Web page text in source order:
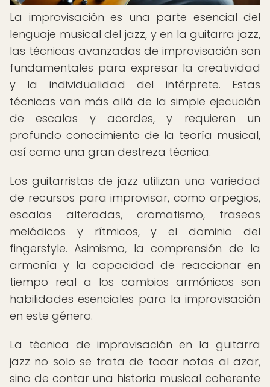
La improvisación es una parte esencial del
lenguaje musical del jazz, y en la guitarra jazz,
las técnicas avanzadas de improvisación son
fundamentales para expresar la creatividad
y la individualidad del intérprete. Estas
técnicas van más allá de la simple ejecución
de escalas y acordes, y requieren un
profundo conocimiento de la teoría musical,
así como una gran destreza técnica.
Los guitarristas de jazz utilizan una variedad
de recursos para improvisar, como arpegios,
escalas alteradas, cromatismo, fraseos
melódicos y rítmicos, y el dominio del
fingerstyle. Asimismo, la comprensión de la
armonía y la capacidad de reaccionar en
tiempo real a los cambios armónicos son
habilidades esenciales para la improvisación
en este género.
La técnica de improvisación en la guitarra
jazz no solo se trata de tocar notas al azar,
sino de contar una historia musical coherente